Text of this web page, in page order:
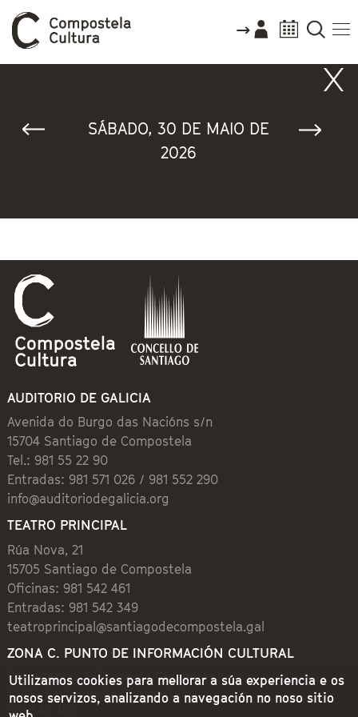
SÁBADO, 30 DE MAIO DE
2026
AUDITORIO DE GALICIA
Avenida do Burgo das Nacións s/n
15704 Santiago de Compostela
Tel.: 981 55 22 90
Entradas: 981 571 026 / 981 552 290
info@auditoriodegalicia.org
TEATRO PRINCIPAL
Rúa Nova, 21
15705 Santiago de Compostela
Oficinas: 981 542 461
Entradas: 981 542 349
teatroprincipal@santiagodecompostela.gal
ZONA C. PUNTO DE INFORMACIÓN CULTURAL
Preguntoiro, 1 (Praza de Cervantes)
15704 Santiago de Compostela
981 542 462
Utilizamos cookies para mellorar a súa experiencia e os
nosos servizos, analizando a navegación no noso sitio